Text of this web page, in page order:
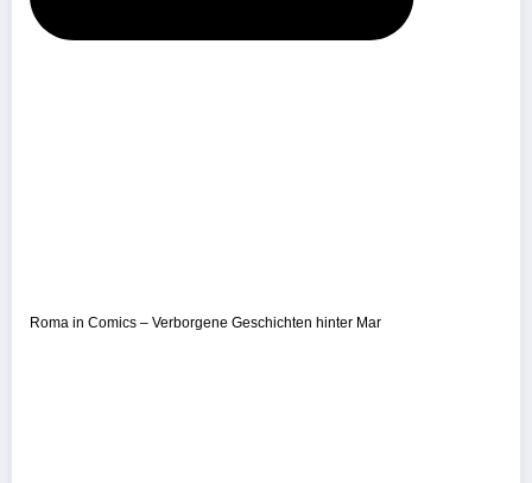
Roma in Comics – Verborgene Geschichten hinter Mar